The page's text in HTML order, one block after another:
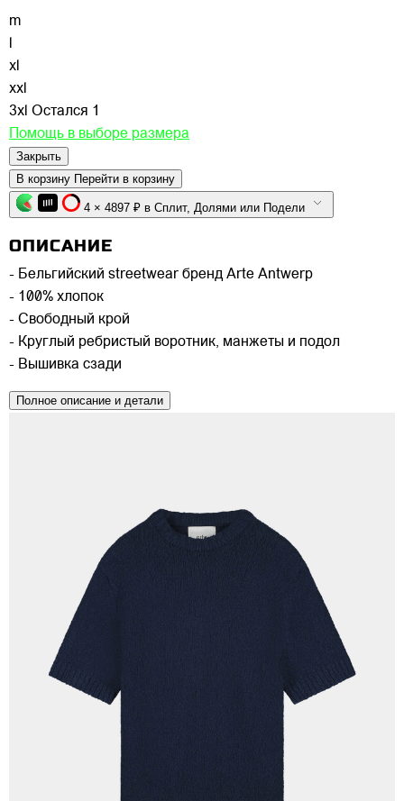
m
xl
xxl
3xl Остался 1
Помощь в выборе размера
Закрыть
В корзину Перейти в корзину
4 × 4897 ₽ в Сплит, Долями или Подели
ОПИСАНИЕ
- Бельгийский streetwear бренд Arte Antwerp
- 100% хлопок
- Свободный крой
- Круглый ребристый воротник, манжеты и подол
- Вышивка сзади
Полное описание и детали